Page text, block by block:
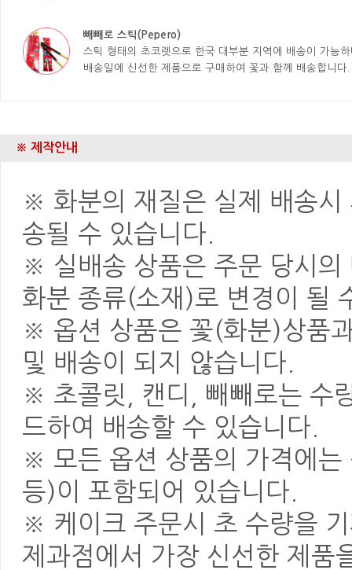
빼빼로 스틱(Pepero)
스틱 형태의 초코렛으로 한국 대부분 지역에 배송이 가능
배송일에 신선한 제품으로 구매하여 꽃과 함께 배송합니다.
※ 제작안내
※ 화분의 재질은 실제 배송시
송될 수 있습니다.
※ 실배송 상품은 주문 당시의
화분 종류(소재)로 변경이 될
※ 옵션 상품은 꽃(화분)상품
및 배송이 되지 않습니다.
※ 초콜릿, 캔디, 빼빼로는 수
드하여 배송할 수 있습니다.
※ 모든 옵션 상품의 가격에는
등)이 포함되어 있습니다.
※ 케이크 주문시 초 수량을
제과점에서 가장 신선한 제품